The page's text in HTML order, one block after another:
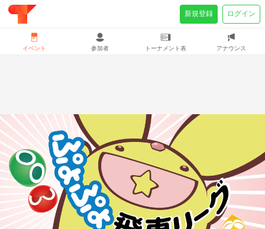
イベント 参加者 トーナメント表 アナウンス
新規登録 ログイン